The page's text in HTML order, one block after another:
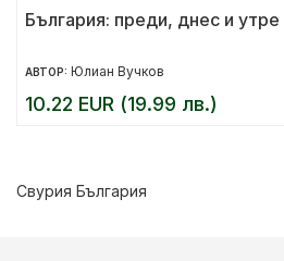
България: преди, днес и утре
АВТОР: Юлиан Вучков
10.22 EUR (19.99 лв.)
Свурия България